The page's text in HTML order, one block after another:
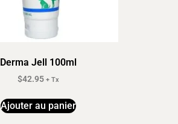
Derma Jell 100ml
$42.95 + Tx
Ajouter au panier